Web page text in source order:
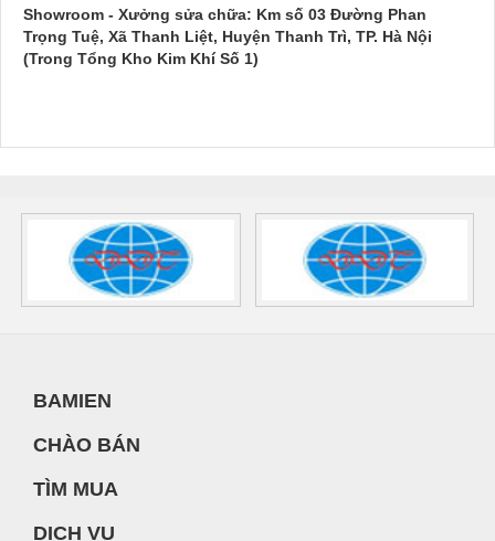
Showroom - Xưởng sửa chữa: Km số 03 Đường Phan
Trọng Tuệ, Xã Thanh Liệt, Huyện Thanh Trì, TP. Hà Nội
(Trong Tổng Kho Kim Khí Số 1)
BAMIEN
CHÀO BÁN
TÌM MUA
DỊCH VỤ